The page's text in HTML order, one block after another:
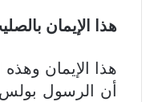
هذا الإيمان
هذا الإيمان وهذه
أن الرسول